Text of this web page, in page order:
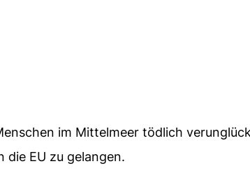
im Mittelmeer tödlich
die EU zu gelangen.